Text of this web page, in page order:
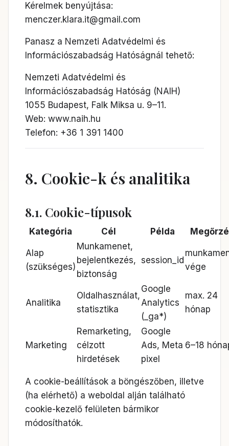
Kérelmek benyújtása:
menczer.klara.it@gmail.com
Panasz a Nemzeti Adatvédelmi és
Információszabadság Hatóságnál tehető:
Nemzeti Adatvédelmi és
Információszabadság Hatóság (NAIH)
1055 Budapest, Falk Miksa u. 9–11.
Web: www.naih.hu
Telefon: +36 1 391 1400
8. Cookie-k és analitika
8.1. Cookie-típusok
Kategória Cél Példa
Alap
(szükséges)
Munkamenet,
bejelentkezés,
biztonság
session_id
vége
Analitika
Oldalhasználat,
statisztika
Google
Analytics
(_ga*)
max. 24
hónap
Marketing
Remarketing,
célzott
hirdetések
Google
Ads, Meta
pixel
6–18
A cookie-beállítások a böngészőben, illetve
(ha elérhető) a weboldal alján található
cookie-kezelő felületen bármikor
módosíthatók.